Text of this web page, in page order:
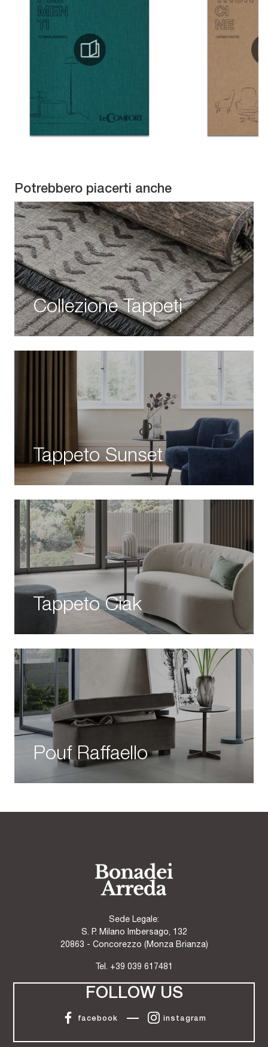
Potrebbero piacerti anche
Collezione Tappeti
Tappeto Sunset
Tappeto Ciak
Pouf Raffaello
Sede Legale:
S. P. Milano Imbersago, 132
20863 - Concorezzo (Monza Brianza)
Tel. +39 039 617481
FOLLOW US
facebook instagram